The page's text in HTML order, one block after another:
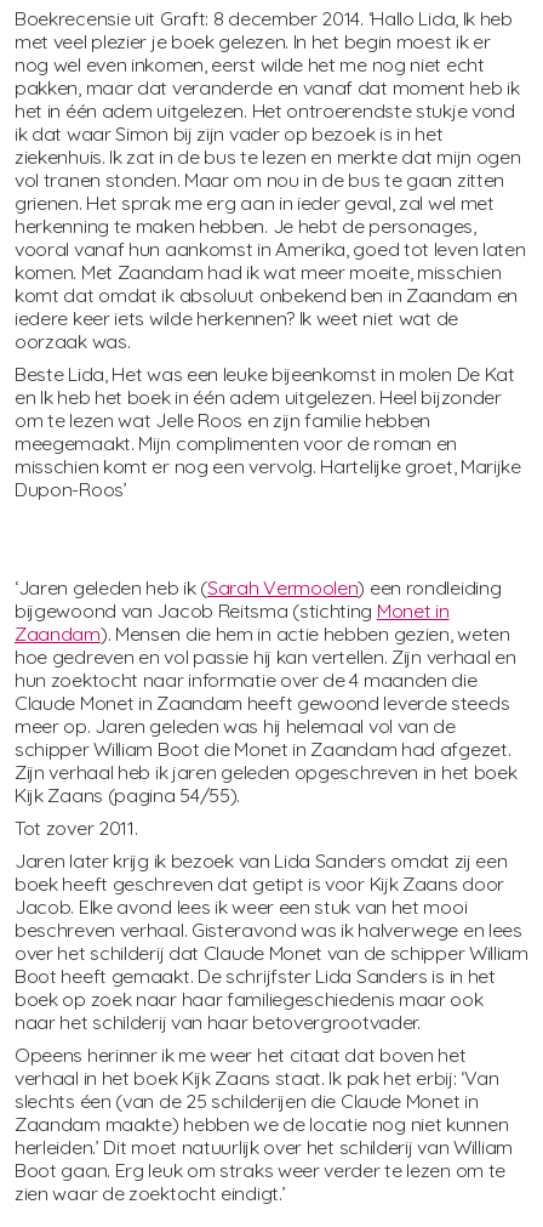
Boekrecensie uit Graft: 8 december 2014. ‘Hallo Lida, Ik heb
met veel plezier je boek gelezen. In het begin moest ik er
nog wel even inkomen, eerst wilde het me nog niet echt
pakken, maar dat veranderde en vanaf dat moment heb ik
het in één adem uitgelezen. Het ontroerendste stukje vond
ik dat waar Simon bij zijn vader op bezoek is in het
ziekenhuis. Ik zat in de bus te lezen en merkte dat mijn ogen
vol tranen stonden. Maar om nou in de bus te gaan zitten
grienen. Het sprak me erg aan in ieder geval, zal wel met
herkenning te maken hebben. Je hebt de personages,
vooral vanaf hun aankomst in Amerika, goed tot leven laten
komen. Met Zaandam had ik wat meer moeite, misschien
komt dat omdat ik absoluut onbekend ben in Zaandam en
iedere keer iets wilde herkennen? Ik weet niet wat de
oorzaak was.
Beste Lida, Het was een leuke bijeenkomst in molen De Kat
en Ik heb het boek in één adem uitgelezen. Heel bijzonder
om te lezen wat Jelle Roos en zijn familie hebben
meegemaakt. Mijn complimenten voor de roman en
misschien komt er nog een vervolg. Hartelijke groet, Marijke
Dupon-Roos’
‘Jaren geleden heb ik (Sarah Vermoolen) een rondleiding
bijgewoond van Jacob Reitsma (stichting Monet in
Zaandam). Mensen die hem in actie hebben gezien, weten
hoe gedreven en vol passie hij kan vertellen. Zijn verhaal en
hun zoektocht naar informatie over de 4 maanden die
Claude Monet in Zaandam heeft gewoond leverde steeds
meer op. Jaren geleden was hij helemaal vol van de
schipper William Boot die Monet in Zaandam had afgezet.
Zijn verhaal heb ik jaren geleden opgeschreven in het boek
Kijk Zaans (pagina 54/55).
Tot zover 2011.
Jaren later krijg ik bezoek van Lida Sanders omdat zij een
boek heeft geschreven dat getipt is voor Kijk Zaans door
Jacob. Elke avond lees ik weer een stuk van het mooi
beschreven verhaal. Gisteravond was ik halverwege en lees
over het schilderij dat Claude Monet van de schipper William
Boot heeft gemaakt. De schrijfster Lida Sanders is in het
boek op zoek naar haar familiegeschiedenis maar ook
naar het schilderij van haar betovergrootvader.
Opeens herinner ik me weer het citaat dat boven het
verhaal in het boek Kijk Zaans staat. Ik pak het erbij: ‘Van
slechts éen (van de 25 schilderijen die Claude Monet in
Zaandam maakte) hebben we de locatie nog niet kunnen
herleiden.’ Dit moet natuurlijk over het schilderij van William
Boot gaan. Erg leuk om straks weer verder te lezen om te
zien waar de zoektocht eindigt.’